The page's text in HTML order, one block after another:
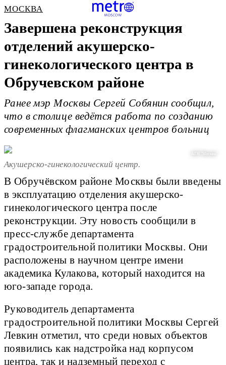
МОСКВА
Завершена реконструкция
отделений акушерско-
гинекологического центра в
Обручевском районе
Ранее мэр Москвы Сергей Собянин сообщил,
что в столице ведётся работа по созданию
современных флагманских центров больниц
АГН "Москва"
Акушерско-гинекологический центр.
В Обручёвском районе Москвы были введены
в эксплуатацию отделения акушерско-
гинекологического центра после
реконструкции. Эту новость сообщили в
пресс-службе департамента
градостроительной политики Москвы. Они
расположены в научном центре имени
академика Кулакова, который находится на
юго-западе города.
Руководитель департамента
градостроительной политики Москвы Сергей
Левкин отметил, что среди новых объектов
появились как надстройка над корпусом
центра, так и надземный переход с